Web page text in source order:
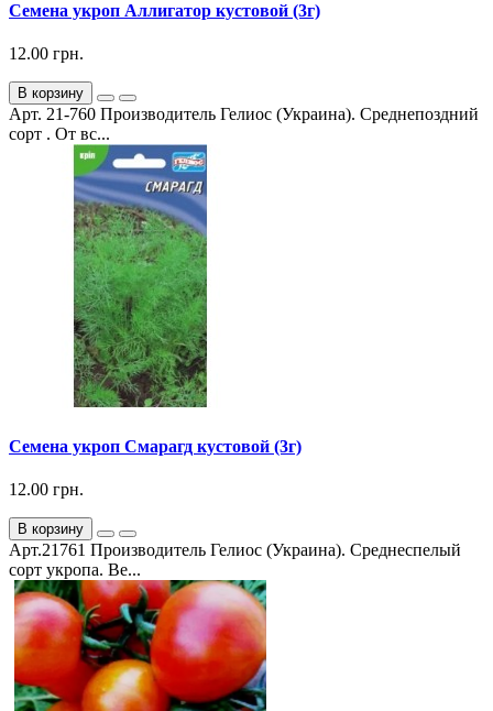
Семена укроп Аллигатор кустовой (3г)
12.00 грн.
В корзину
Арт. 21-760 Производитель Гелиос (Украина). Среднепоздний
сорт . От вс...
Семена укроп Смарагд кустовой (3г)
12.00 грн.
В корзину
Арт.21761 Производитель Гелиос (Украина). Среднеспелый
сорт укропа. Ве...